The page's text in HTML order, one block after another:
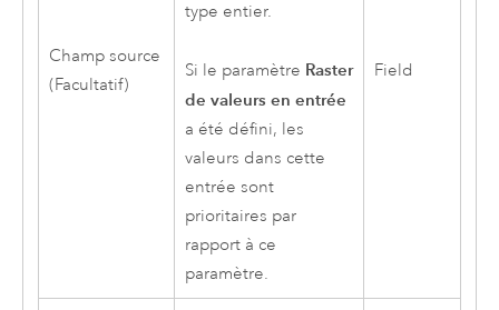
Champ source
(Facultatif)
type entier.
Si le paramètre Raster
de valeurs en entrée
a été défini, les
valeurs dans cette
entrée sont
prioritaires par
rapport à ce
paramètre.
Field